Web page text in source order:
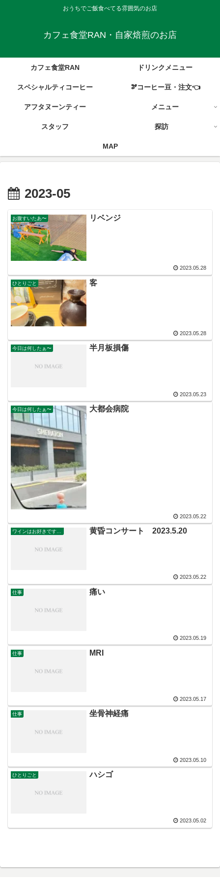
おうちでご飯食べてる雰囲気のお店
カフェ食堂RAN・自家焙煎のお店
カフェ食堂RAN ドリンクメニュー
スペシャルティコーヒー 🫘コーヒー豆・注文👈
アフタヌーンティー メニュー
スタッフ 探訪
MAP
2023-05
お腹すいたあ〜 リベンジ
2023.05.28
ひとりごと 客
2023.05.28
今日は何したぁ〜 半月板損傷
2023.05.23
今日は何したぁ〜 大都会病院
2023.05.22
ワインはお好きですか？ 黄昏コンサート 2023.5.20
2023.05.22
仕事 痛い
2023.05.19
仕事 MRI
2023.05.17
仕事 坐骨神経痛
2023.05.10
ひとりごと ハシゴ
2023.05.02